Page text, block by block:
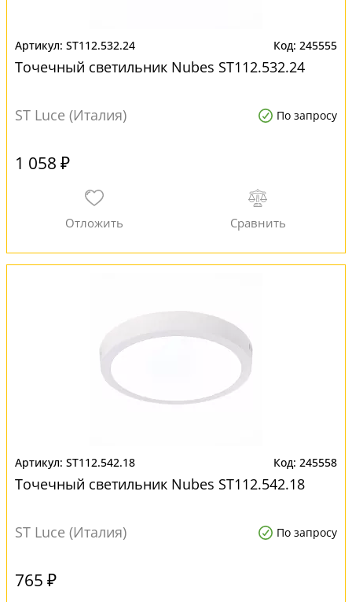
ST112.532.24 245555
Точечный светильник Nubes ST112.532.24
ST Luce (Италия) По запросу
1 058 ₽
ST112.542.18 245558
Точечный светильник Nubes ST112.542.18
ST Luce (Италия) По запросу
765 ₽